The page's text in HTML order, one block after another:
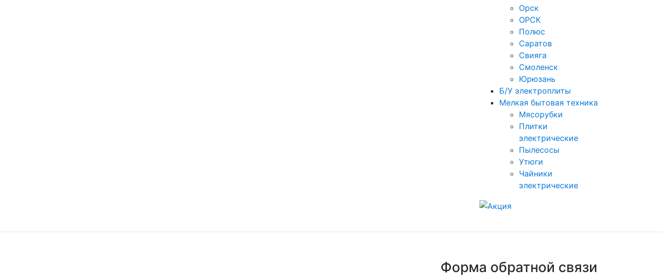
Орск
ОРСК
Полюс
Саратов
Свияга
Смоленск
Юрюзань
Б/У электроплиты
Мелкая бытовая техника
Мясорубки
Плитки
электрические
Пылесосы
Утюги
Чайники
электрические
Форма обратной связи